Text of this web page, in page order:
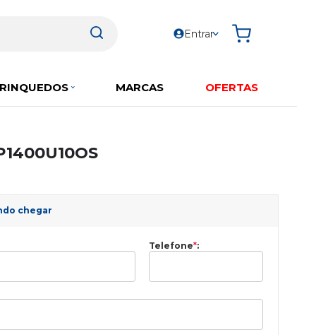
Entrar
MARCAS OFERTAS
chegar
Telefone*: